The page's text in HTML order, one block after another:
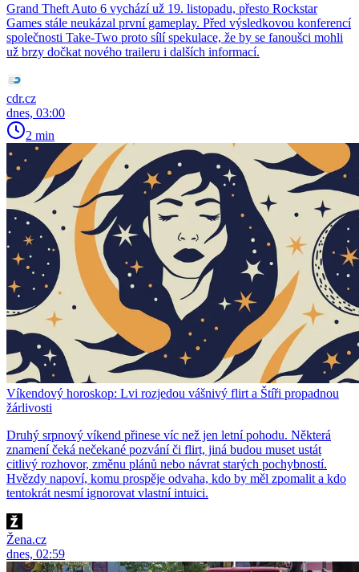
Grand Theft Auto 6 vychází už 19. listopadu, přesto Rockstar
Games stále neukázal první gameplay. Před výsledkovou konferencí
společnosti Take-Two proto sílí spekulace, že by se fanoušci mohli
už brzy dočkat nového traileru i dalších informací.
cdr.cz
dnes, 03:00
2 min
Víkendový horoskop: Lvi rozjedou vášnivý flirt a Štíři propadnou
žárlivosti
Druhý srpnový víkend přinese víc než jen letní pohodu. Některá
znamení čeká nečekané pozvání či flirt, jiná budou muset ustát
citlivý rozhovor, změnu plánů nebo návrat starých pochybností.
Hvězdy napoví, komu prospěje odvaha, kdo by měl zpomalit a kdo
tentokrát nesmí ignorovat vlastní intuici.
Žena.cz
dnes, 02:59